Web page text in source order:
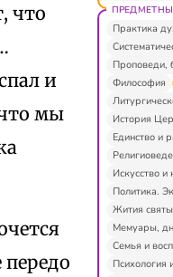
что
и
мы
Практика
Проповеди,
Философия
История
Единство и
Искусство и
Политика.
Жития
Мемуары,
Семья и
Психология